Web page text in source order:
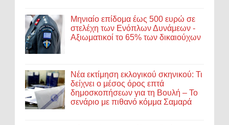
Μηνιαίο επίδομα έως 500 ευρώ σε
στελέχη των Ενόπλων Δυνάμεων -
Αξιωματικοί το 65% των δικαιούχων
Νέα εκτίμηση εκλογικού σκηνικού: Τι
δείχνει ο μέσος όρος επτά
δημοσκοπήσεων για τη Βουλή – Το
σενάριο με πιθανό κόμμα Σαμαρά